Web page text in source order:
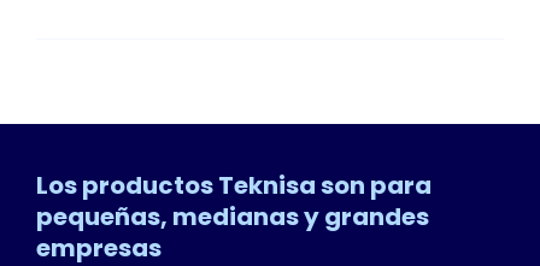
Los productos Teknisa son para
pequeñas, medianas y grandes
empresas